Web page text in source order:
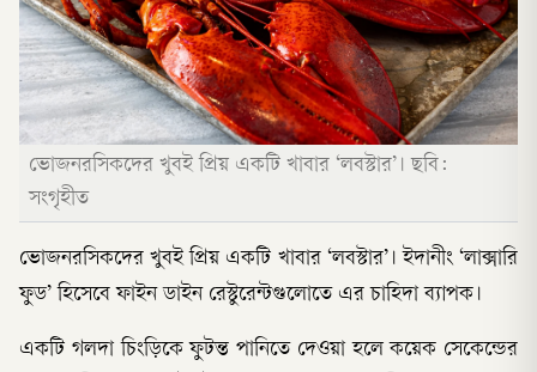
ভোজনরসিকদের খুবই প্রিয় একটি খাবার ‘লবস্টার’। ছবি:
সংগৃহীত
ভোজনরসিকদের খুবই প্রিয় একটি খাবার ‘লবস্টার’। ইদানীং ‘লাক্সারি
ফুড’ হিসেবে ফাইন ডাইন রেস্টুরেন্টগুলোতে এর চাহিদা ব্যাপক।
একটি গলদা চিংড়িকে ফুটন্ত পানিতে দেওয়া হলে কয়েক সেকেন্ডের